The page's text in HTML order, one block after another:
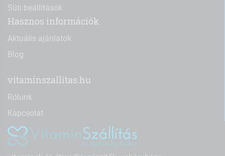
Süti beállítások
Hasznos információk
Aktuális ajánlatok
Blog
vitaminszallitas.hu
Rólunk
Kapcsolat